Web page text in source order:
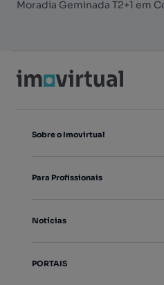
Sobre o Imovirtual
Para Profissionais
Notícias
PORTAIS